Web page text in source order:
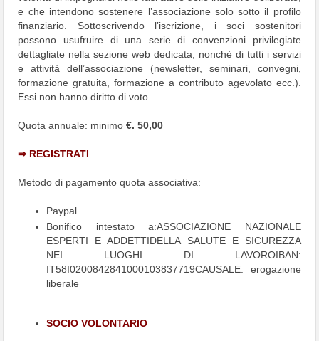
e che intendono sostenere l’associazione solo sotto il profilo
finanziario. Sottoscrivendo l’iscrizione, i soci sostenitori
possono usufruire di una serie di convenzioni privilegiate
dettagliate nella sezione web dedicata, nonchè di tutti i servizi
e attività dell’associazione (newsletter, seminari, convegni,
formazione gratuita, formazione a contributo agevolato ecc.).
Essi non hanno diritto di voto.
Quota annuale: minimo€. 50,00
⇒ REGISTRATI
Metodo di pagamento quota associativa:
Paypal
Bonifico intestato a:ASSOCIAZIONE NAZIONALE
ESPERTI E ADDETTIDELLA SALUTE E SICUREZZA
NEI LUOGHI DI LAVOROIBAN:
IT58I0200842841000103837719CAUSALE: erogazione
liberale
SOCIO VOLONTARIO